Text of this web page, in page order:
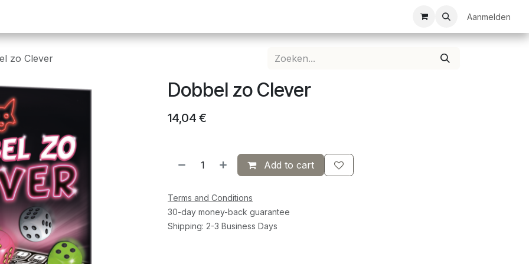
Bedrukkingen Clubkledij
Aanmelden
zo Clever
Dobbel zo Clever
14,04 €
Add to cart
Terms and Conditions
30-day money-back guarantee
Shipping: 2-3 Business Days